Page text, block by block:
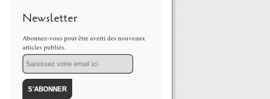
Newsletter
Abonnez-vous pour être averti des nouveaux
articles publiés.
Email